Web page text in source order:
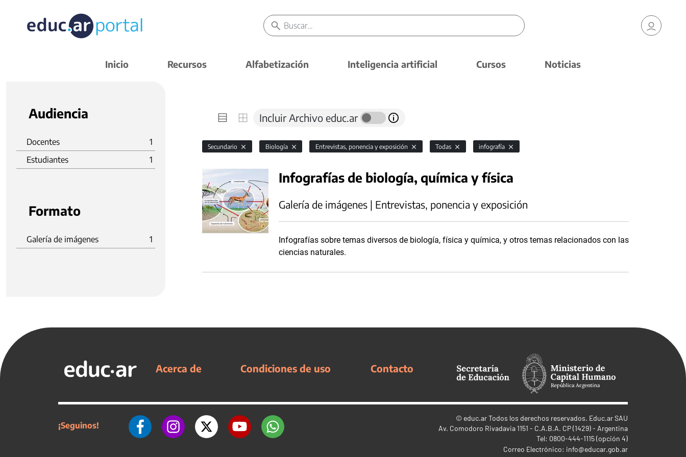
Inicio Recursos Alfabetización Inteligencia artificial Cursos Noticias
Audiencia
Docentes
1
Estudiantes
1
Formato
Galería de imágenes 1
Incluir Archivo educ.ar
Secundario Biología Entrevistas, ponencia y exposición Todas infografía
Infografías de biología, química y física
Galería de imágenes | Entrevistas, ponencia y exposición
Infografías sobre temas diversos de biología, física y química, y otros temas relacionados con las
ciencias naturales.
Acerca de Condiciones de uso Contacto
¡Seguinos!
© educ.arTodos los derechos reservados. Educ.ar SAU
Av. Comodoro Rivadavia 1151 - C.A.B.A. CP (1429) - Argentina
Tel: 0800-444-1115 (opción 4)
Correo Electrónico: info@educar.gob.ar